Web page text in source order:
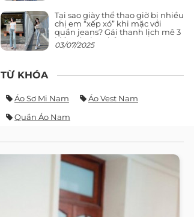
Tại sao giày thể thao giờ bị nhiều
chị em “xếp xó” khi mặc với
quần jeans? Gái thanh lịch mê 3
kiểu này hơn hẳn
03/07/2025
TỪ KHÓA
Áo Sơ Mi Nam
Áo Vest Nam
Quần Áo Nam